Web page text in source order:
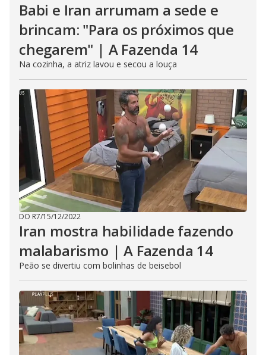
Babi e Iran arrumam a sede e
brincam: "Para os próximos que
chegarem" | A Fazenda 14
Na cozinha, a atriz lavou e secou a louça
DO R7/15/12/2022
Iran mostra habilidade fazendo
malabarismo | A Fazenda 14
Peão se divertiu com bolinhas de beisebol